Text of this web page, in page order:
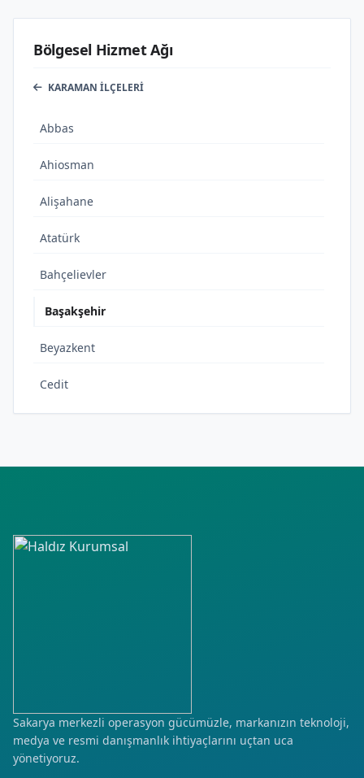
Bölgesel Hizmet Ağı
KARAMAN İLÇELERI
Abbas
Ahiosman
Alişahane
Atatürk
Bahçelievler
Başakşehir
Beyazkent
Cedit
Hamidiye
Hisar
Sakarya merkezli operasyon gücümüzle, markanızın teknoloji,
medya ve resmi danışmanlık ihtiyaçlarını uçtan uca
yönetiyoruz.